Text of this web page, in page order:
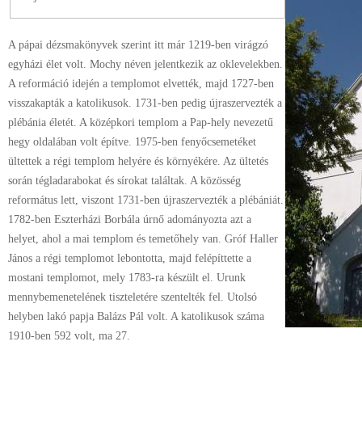
A pápai dézsmakönyvek szerint itt már 1219-ben virágzó
egyházi élet volt. Mochy néven jelentkezik az oklevelekben.
A reformáció idején a templomot elvették, majd 1727-ben
visszakapták a katolikusok. 1731-ben pedig újraszervezték a
plébánia életét. A középkori templom a Pap-hely nevezetű
hegy oldalában volt építve. 1975-ben fenyőcsemetéket
ültettek a régi templom helyére és környékére. Az ültetés
során tégladarabokat és sírokat találtak. A közösség
református lett, viszont 1731-ben újraszervezték a plébániát.
1782-ben Eszterházi Borbála úrnő adományozta azt a
helyet, ahol a mai templom és temetőhely van. Gróf Haller
János a régi templomot lebontotta, majd felépíttette a
mostani templomot, mely 1783-ra készült el. Urunk
mennybemenetelének tiszteletére szentelték fel. Utolsó
helyben lakó papja Balázs Pál volt. A katolikusok száma
1910-ben 592 volt, ma 27.